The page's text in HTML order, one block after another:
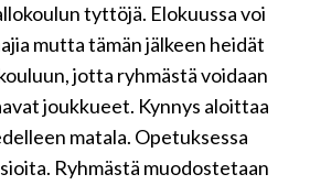
tyttöjä. Elokuussa voi
mutta tämän jälkeen heidät
jotta ryhmästä voidaan
joukkueet. Kynnys aloittaa
matala. Opetuksessa
Ryhmästä muodostetaan